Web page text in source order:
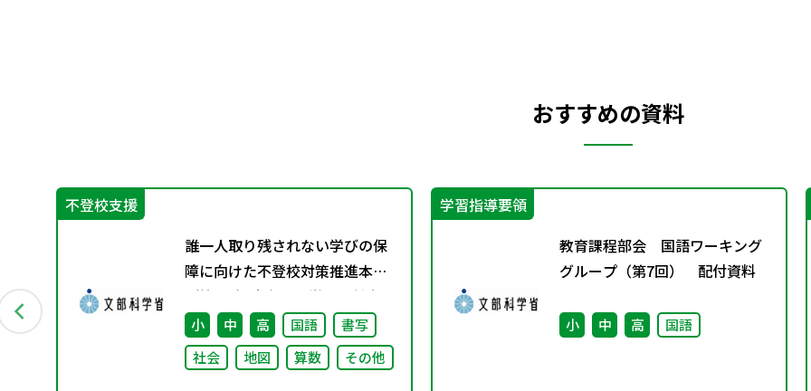
おすすめの資料
不登校支援
誰一人取り残されない学びの保
障に向けた不登校対策推進本部
（第4回）安心して学べる魅力あ
る学校づくりの推進に向けた方
向性等について議論
小 中 高 国語
書写
社会
地図 算数 その他
学習指導要領
教育課程部会 国語ワーキング
グループ（第7回） 配付資料
小 中 高 国語